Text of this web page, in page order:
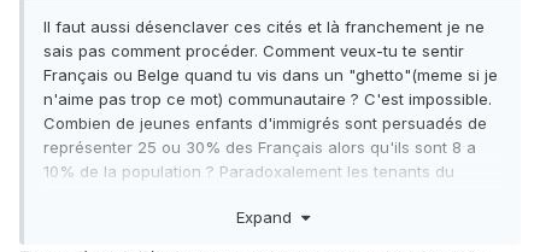
Il faut aussi désenclaver ces cités et là franchement je ne
sais pas comment procéder. Comment veux-tu te sentir
Français ou Belge quand tu vis dans un "ghetto"(meme si je
n'aime pas trop ce mot) communautaire ? C'est impossible.
Combien de jeunes enfants d'immigrés sont persuadés de
représenter 25 ou 30% des Français alors qu'ils sont 8 a
10% de la population ? Paradoxalement les tenants du
ça qui explique qu'ils se sentent marginalisés, ils sont entre
Expand